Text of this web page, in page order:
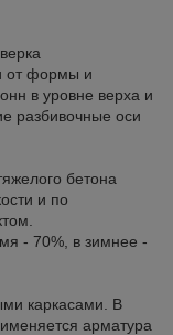
от формы и
в уровне верха и
разбивочные оси
бетона
и по
- 70%, в зимнее -
каркасами. В
арматура